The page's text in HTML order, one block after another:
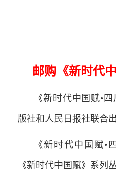
邮购《新时代
《新时代中国赋•
版社和人民日报社联合
《新时代中国赋•
《新时代中国赋》系列